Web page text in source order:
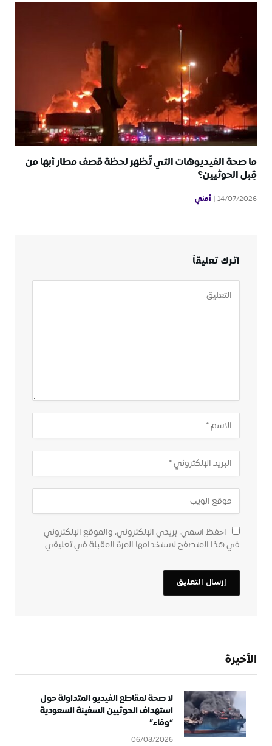
ما صحة الفيديوهات التي تُظهر لحظة قصف مطار أبها من
قِبل الحوثيين؟
14/07/2026 أمني
اترك تعليقاً
احفظ اسمي، بريدي الإلكتروني، والموقع الإلكتروني
في هذا المتصفح لاستخدامها المرة المقبلة في تعليقي.
الأخيرة
لا صحة لمقاطع الفيديو المتداولة حول
استهداف الحوثيين السفينة السعودية
“وفاء”
06/08/2026